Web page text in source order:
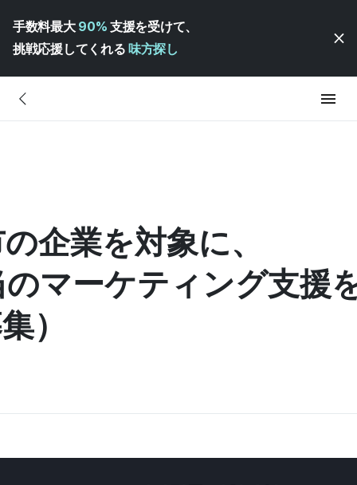
手数料最大 90% 支援を受けて、
挑戦応援してくれる 味方探し
企業を対象に、
マーケティング支援
）